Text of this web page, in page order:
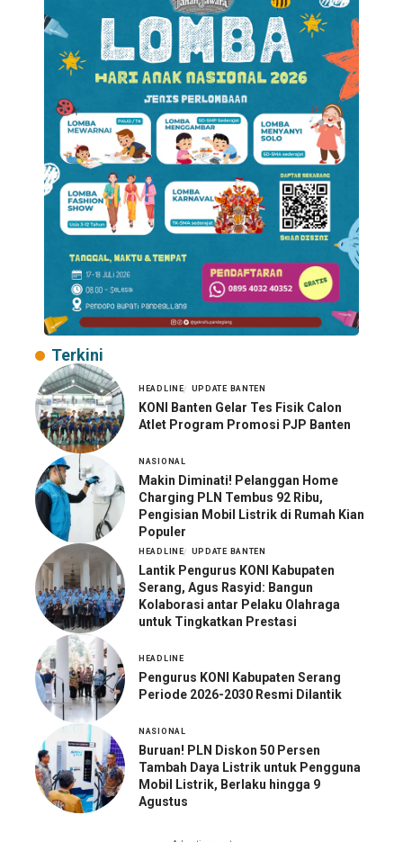
Terkini
HEADLINE UPDATE BANTEN
KONI Banten Gelar Tes Fisik Calon
Atlet Program Promosi PJP Banten
NASIONAL
Makin Diminati! Pelanggan Home
Charging PLN Tembus 92 Ribu,
Pengisian Mobil Listrik di Rumah Kian
Populer
HEADLINE UPDATE BANTEN
Lantik Pengurus KONI Kabupaten
Serang, Agus Rasyid: Bangun
Kolaborasi antar Pelaku Olahraga
untuk Tingkatkan Prestasi
HEADLINE
Pengurus KONI Kabupaten Serang
Periode 2026-2030 Resmi Dilantik
NASIONAL
Buruan! PLN Diskon 50 Persen
Tambah Daya Listrik untuk Pengguna
Mobil Listrik, Berlaku hingga 9
Agustus